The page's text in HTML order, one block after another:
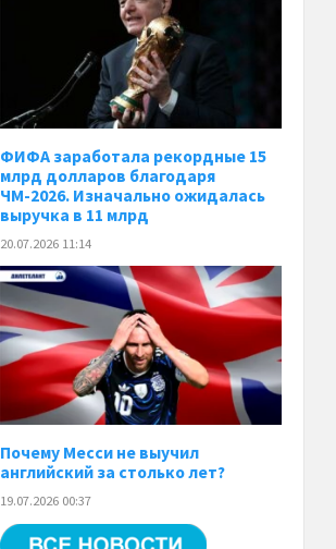
ФИФА заработала рекордные 15
млрд долларов благодаря
ЧМ-2026. Изначально ожидалась
выручка в 11 млрд
20.07.2026 11:14
Почему Месси не выучил
английский за столько лет?
19.07.2026 00:37